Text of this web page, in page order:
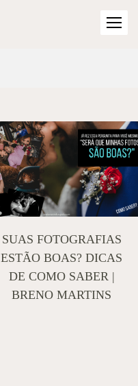
SUAS FOTOGRAFIAS
ESTÃO BOAS? DICAS
DE COMO SABER |
BRENO MARTINS